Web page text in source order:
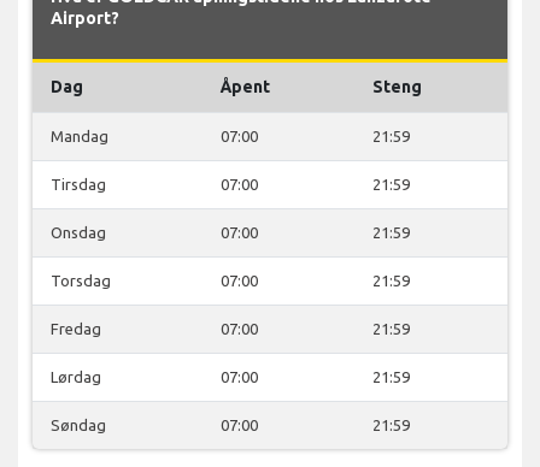
Airport?
Dag Åpent Steng
Mandag 07:00 21:59
Tirsdag 07:00 21:59
Onsdag 07:00 21:59
Torsdag 07:00 21:59
Fredag 07:00 21:59
Lørdag 07:00 21:59
Søndag 07:00 21:59